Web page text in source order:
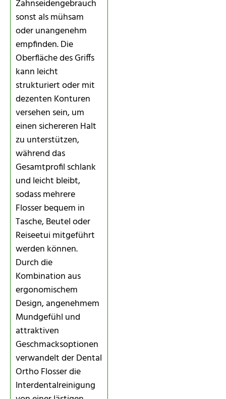
Zahnseidengebrauch
sonst als mühsam
oder unangenehm
empfinden. Die
Oberfläche des Griffs
kann leicht
strukturiert oder mit
dezenten Konturen
versehen sein, um
einen sichereren Halt
zu unterstützen,
während das
Gesamtprofil schlank
und leicht bleibt,
sodass mehrere
Flosser bequem in
Tasche, Beutel oder
Reiseetui mitgeführt
werden können.
Durch die
Kombination aus
ergonomischem
Design, angenehmem
Mundgefühl und
attraktiven
Geschmacksoptionen
verwandelt der Dental
Ortho Flosser die
Interdentalreinigung